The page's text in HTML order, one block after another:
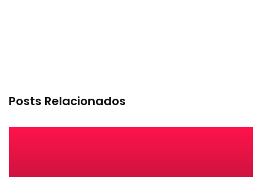
Posts Relacionados